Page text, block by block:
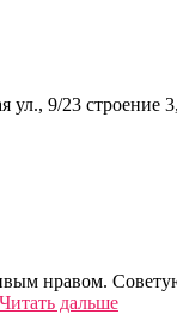
9/23 строение
нравом.
Читать дальше